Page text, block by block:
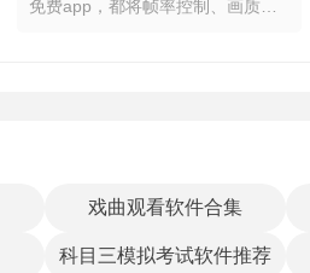
免费app，都将帧率控制、画质压
寸来聚焦主体部分，输出时选择颜
色表与抖动算法以在保持视觉精度
的同时尽可能压缩文件体积。部分
gif制作神器工具的实时预览功能让
戏曲观看软件合集
科目三模拟考试软件推荐